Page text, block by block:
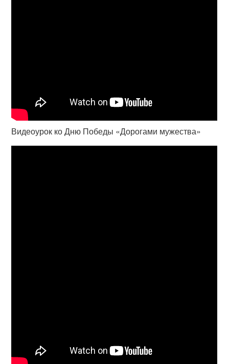
Видеоурок ко Дню Победы «Дорогами мужества»